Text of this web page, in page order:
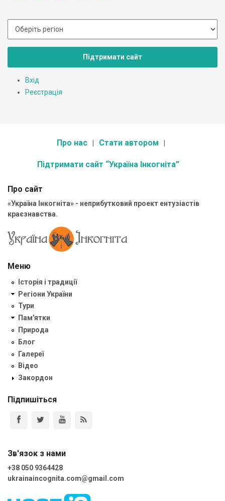
Підтримати сайт
Вхід
Реєстрація
Про нас Стати автором
Підтримати сайт “Україна Інкогніта”
Про сайт
«Україна Інкогніта» - неприбутковий проект ентузіастів
краєзнавства.
Меню
Історія і традиції
Регіони України
Тури
Пам'ятки
Природа
Блог
Галереї
Відео
Закордон
Підпишіться
Зв'язок з нами
+38 050 9364428
ukrainaincognita.com@gmail.com